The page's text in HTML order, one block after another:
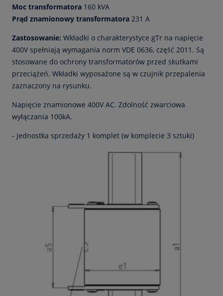
Moc transformatora 160 kVA
Prąd znamionowy transformatora 231 A
Zastosowanie: Wkładki o charakterystyce gTr na napięcie
400V spełniają wymagania norm VDE 0636, część 2011. Są
stosowane do ochrony transformatorów przed skutkami
przeciążeń. Wkładki wyposażone są w czujnik przepalenia
zaznaczony na rysunku.
Napięcie znamionowe 400V AC. Zdolność zwarciowa
wyłączania 100kA.
- jednostka sprzedaży 1 komplet (w komplecie 3 sztuki)